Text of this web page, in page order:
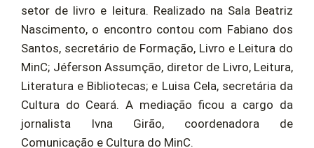
setor de livro e leitura. Realizado na Sala Beatriz
Nascimento, o encontro contou com Fabiano dos
Santos, secretário de Formação, Livro e Leitura do
MinC; Jéferson Assumção, diretor de Livro, Leitura,
Literatura e Bibliotecas; e Luisa Cela, secretária da
Cultura do Ceará. A mediação ficou a cargo da
jornalista Ivna Girão, coordenadora de
Comunicação e Cultura do MinC.